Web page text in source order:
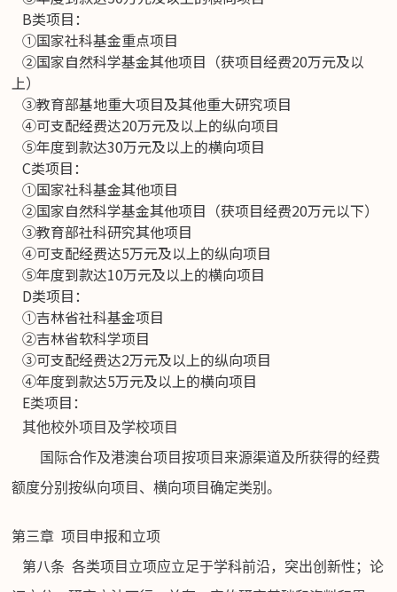
B类项目：
①国家社科基金重点项目
②国家自然科学基金其他项目（获项目经费20万元及以
上）
③教育部基地重大项目及其他重大研究项目
④可支配经费达20万元及以上的纵向项目
⑤年度到款达30万元及以上的横向项目
C类项目：
①国家社科基金其他项目
②国家自然科学基金其他项目（获项目经费20万元以下）
③教育部社科研究其他项目
④可支配经费达5万元及以上的纵向项目
⑤年度到款达10万元及以上的横向项目
D类项目：
①吉林省社科基金项目
②吉林省软科学项目
③可支配经费达2万元及以上的纵向项目
④年度到款达5万元及以上的横向项目
E类项目：
其他校外项目及学校项目
国际合作及港澳台项目按项目来源渠道及所获得的经费
额度分别按纵向项目、横向项目确定类别。
第三章 项目申报和立项
第八条 各类项目立项应立足于学科前沿，突出创新性；论